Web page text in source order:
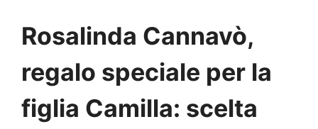
Rosalinda Cannavò,
regalo speciale per la
figlia Camilla: scelta